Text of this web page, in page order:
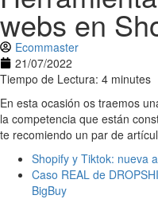
webs en
Ecommaster
21/07/2022
Tiempo de Lectura: 4 minutes
En esta ocasión os traemos
la competencia que están
te recomiendo un par de
Shopify y Tiktok: nueva
Caso REAL de
BigBuy